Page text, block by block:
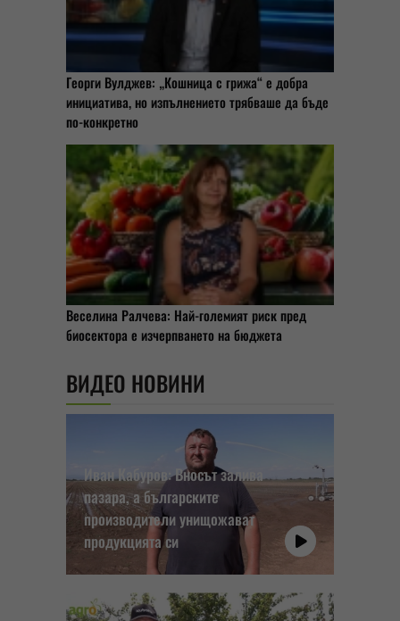
Георги Вулджев: „Кошница с грижа“ е добра
инициатива, но изпълнението трябваше да бъде
по-конкретно
Веселина Ралчева: Най-големият риск пред
биосектора е изчерпването на бюджета
ВИДЕО НОВИНИ
Иван Кабуров: Вносът залива
пазара, а българските
производители унищожават
продукцията си